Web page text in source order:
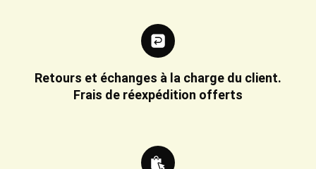
Retours et échanges à la charge du client.
Frais de réexpédition offerts